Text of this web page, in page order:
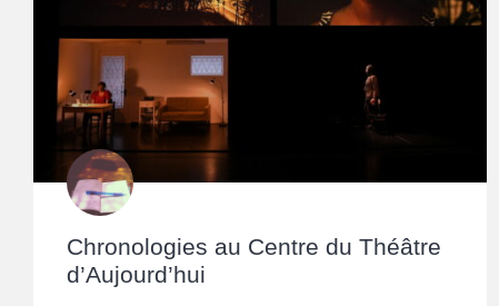
Chronologies au Centre du Théâtre
d’Aujourd’hui